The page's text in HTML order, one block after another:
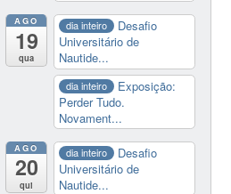
AGO
19
qua
dia inteiro
Desafio
Universitário de
Nautide...
dia inteiro
Exposição:
Perder Tudo.
Novament...
AGO
20
qui
dia inteiro
Desafio
Universitário de
Nautide...